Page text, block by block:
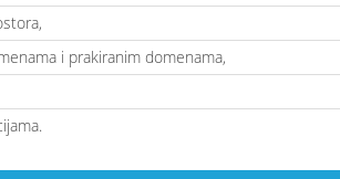
i prakiranim domenama,